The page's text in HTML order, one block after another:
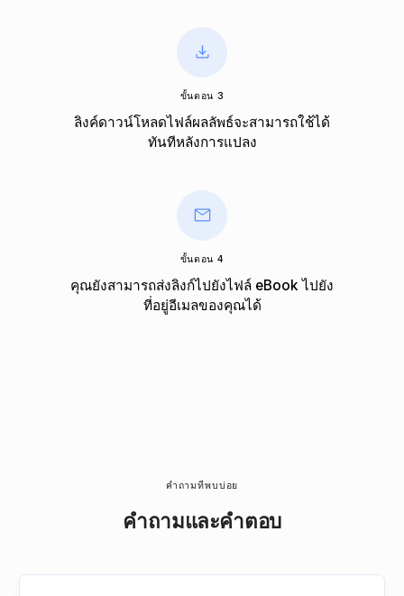
ขั้นตอน 3
ลิงค์ดาวน์โหลดไฟล์ผลลัพธ์จะสามารถใช้ได้
ทันทีหลังการแปลง
ขั้นตอน 4
คุณยังสามารถส่งลิงก์ไปยังไฟล์ eBook ไปยัง
ที่อยู่อีเมลของคุณได้
คำถามที่พบบ่อย
คำถามและคำตอบ